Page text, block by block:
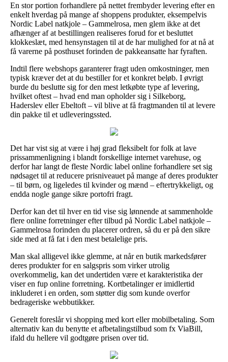
En stor portion forhandlere på nettet frembyder levering efter en
enkelt hverdag på mange af shoppens produkter, eksempelvis
Nordic Label natkjole – Gammelrosa, men glem ikke at det
afhænger af at bestillingen realiseres forud for et besluttet
klokkeslæt, med hensynstagen til at de har mulighed for at nå at
få varerne på posthuset forinden de pakkeansatte har fyraften.
Indtil flere webshops garanterer fragt uden omkostninger, men
typisk kræver det at du bestiller for et konkret beløb. I øvrigt
burde du beslutte sig for den mest letkøbte type af levering,
hvilket oftest – hvad end man opholder sig i Silkeborg,
Haderslev eller Ebeltoft – vil blive at få fragtmanden til at levere
din pakke til et udleveringssted.
Det har vist sig at være i høj grad fleksibelt for folk at lave
prissammenligning i blandt forskellige internet varehuse, og
derfor har langt de fleste Nordic label online forhandlere set sig
nødsaget til at reducere prisniveauet på mange af deres produkter
– til børn, og ligeledes til kvinder og mænd – eftertrykkeligt, og
endda nogle gange sikre portofri fragt.
Derfor kan det til hver en tid vise sig lønnende at sammenholde
flere online forretninger efter tilbud på Nordic Label natkjole –
Gammelrosa forinden du placerer ordren, så du er på den sikre
side med at få fat i den mest betalelige pris.
Man skal alligevel ikke glemme, at når en butik markedsfører
deres produkter for en salgspris som virker utrolig
overkommelig, kan det undertiden være et karakteristika der
viser en fup online forretning. Kortbetalinger er imidlertid
inkluderet i en orden, som støtter dig som kunde overfor
bedrageriske webbutikker.
Generelt foreslår vi shopping med kort eller mobilbetaling. Som
alternativ kan du benytte et afbetalingstilbud som fx ViaBill,
ifald du hellere vil godtgøre prisen over tid.